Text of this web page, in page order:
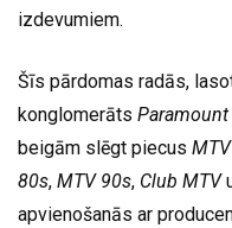
izdevumiem.
Šīs pārdomas radās,
konglomerāts
beigām slēgt piecus MTV
80s, MTV 90s, Club MTV
apvienošanās ar